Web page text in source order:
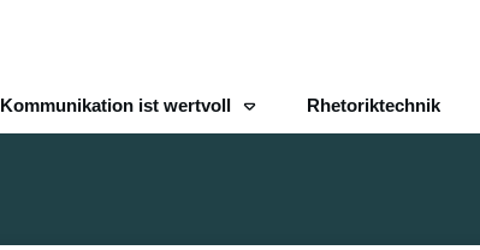
Kommunikation ist wertvoll Rhetoriktechnik